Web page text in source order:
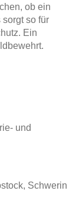
ob ein
so für
Ein
und
Schwerin